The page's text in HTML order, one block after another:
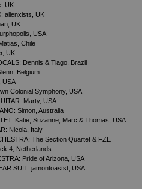
UK
alienxists, UK
UK
USA
Chile
UK
Dennis & Tiago, Brazil
Belgium
USA
Colonial Symphony, USA
Marty, USA
Simon, Australia
Katie, Suzanne, Marc & Thomas, USA
Nicola, Italy
The Section Quartet & FZE
4, Netherlands
Pride of Arizona, USA
SUIT: jamontoastst, USA